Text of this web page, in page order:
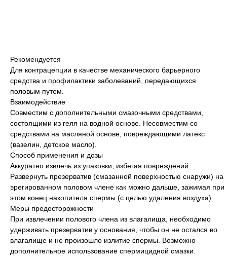
Рекомендуется
Для контрацепции в качестве механического барьерного
средства и профилактики заболеваний, передающихся
половым путем.
Взаимодействие
Совместим с дополнительными смазочными средствами,
состоящими из геля на водной основе. Несовместим со
средствами на масляной основе, повреждающими латекс
(вазелин, детское масло).
Способ применения и дозы
Аккуратно извлечь из упаковки, избегая повреждений.
Развернуть презерватив (смазанной поверхностью снаружи) на
эрегированном половом члене как можно дальше, зажимая при
этом конец накопителя спермы (с целью удаления воздуха).
Меры предосторожности
При извлечении полового члена из влагалища, необходимо
удерживать презерватив у основания, чтобы он не остался во
влагалище и не произошло излитие спермы. Возможно
дополнительное использование спермицидной смазки.